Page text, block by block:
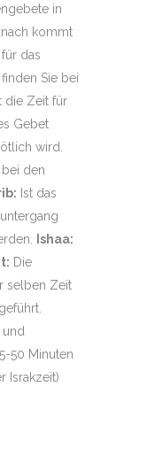
in
kommt
das
Sie bei
die Zeit für
Gebet
wird.
den
Ist das
Ishaa:
Die
selben Zeit
50 Minuten
Israkzeit)